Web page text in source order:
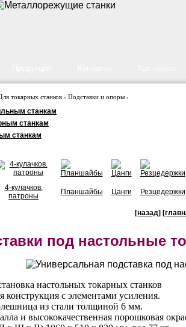
токарных станков › Подставки и опоры ›
станкам
станкам
станкам
4-кулачков.
патроны
Планшайбы Цанги Резцедержки
[назад]
под настольные
настольных токарных станков
конструкция с элементами усиления.
из стали толщиной 6 мм.
и высококачественная порошковая